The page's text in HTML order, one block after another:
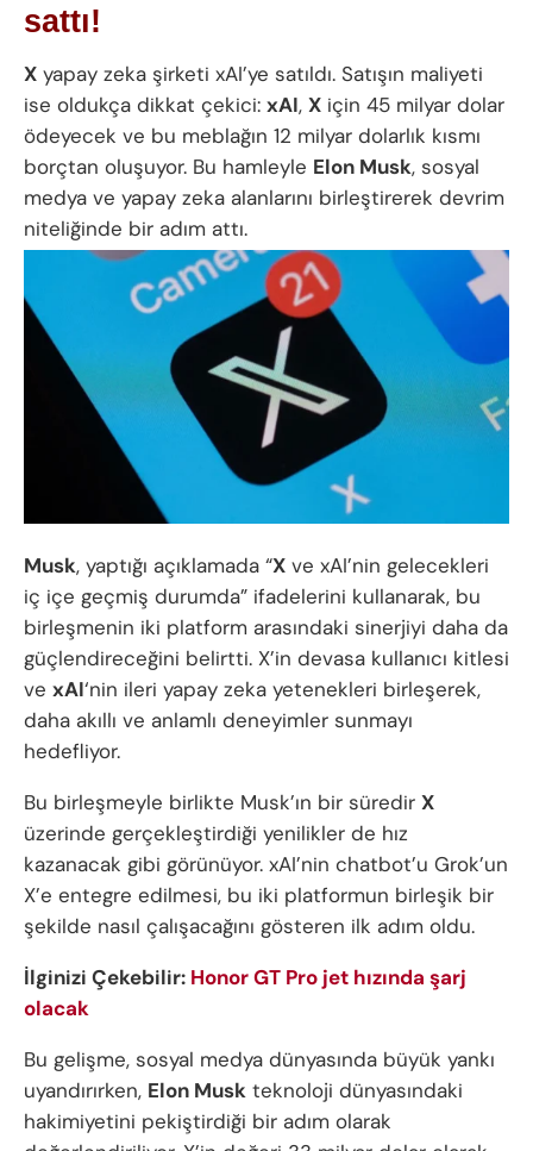
sattı!
X yapay zeka şirketi xAI’ye satıldı. Satışın maliyeti
ise oldukça dikkat çekici: xAI, X için 45 milyar dolar
ödeyecek ve bu meblağın 12 milyar dolarlık kısmı
borçtan oluşuyor. Bu hamleyle Elon Musk, sosyal
medya ve yapay zeka alanlarını birleştirerek devrim
niteliğinde bir adım attı.
Musk, yaptığı açıklamada “X ve xAI’nin gelecekleri
iç içe geçmiş durumda” ifadelerini kullanarak, bu
birleşmenin iki platform arasındaki sinerjiyi daha da
güçlendireceğini belirtti. X’in devasa kullanıcı kitlesi
ve xAI‘nin ileri yapay zeka yetenekleri birleşerek,
daha akıllı ve anlamlı deneyimler sunmayı
hedefliyor.
Bu birleşmeyle birlikte Musk’ın bir süredir X
üzerinde gerçekleştirdiği yenilikler de hız
kazanacak gibi görünüyor. xAI’nin chatbot’u Grok’un
X’e entegre edilmesi, bu iki platformun birleşik bir
şekilde nasıl çalışacağını gösteren ilk adım oldu.
İlginizi Çekebilir: Honor GT Pro jet hızında şarj
olacak
Bu gelişme, sosyal medya dünyasında büyük yankı
uyandırırken, Elon Musk teknoloji dünyasındaki
hakimiyetini pekiştirdiği bir adım olarak